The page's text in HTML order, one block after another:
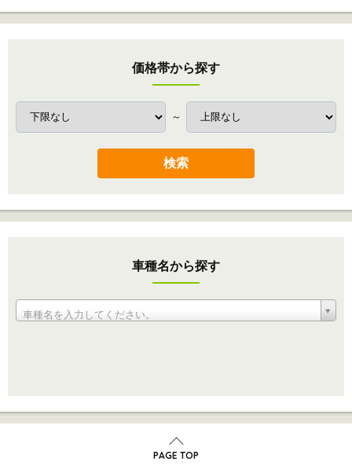
価格帯から探す
～
検索
車種名から探す
車種名を入力してください。
PAGE TOP